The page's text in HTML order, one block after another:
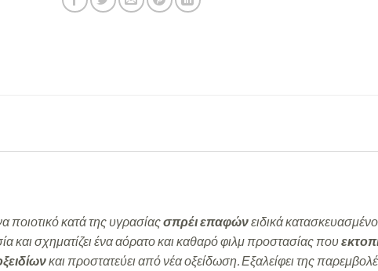
ποιοτικό κατά της υγρασίαςσπρέι επαφώνειδικά
και σχηματίζει ένα αόρατο και καθαρό φιλμ προστασίας που
και προστατεύει από νέα οξείδωση. Εξαλείφει της